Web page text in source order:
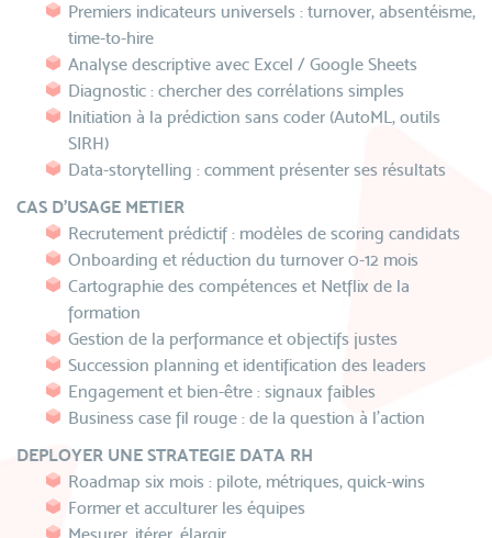
Premiers indicateurs universels : turnover, absentéisme,
time-to-hire
Analyse descriptive avec Excel / Google Sheets
Diagnostic : chercher des corrélations simples
Initiation à la prédiction sans coder (AutoML, outils
SIRH)
Data-storytelling : comment présenter ses résultats
CAS D'USAGE METIER
Recrutement prédictif : modèles de scoring candidats
Onboarding et réduction du turnover 0-12 mois
Cartographie des compétences et Netflix de la
formation
Gestion de la performance et objectifs justes
Succession planning et identification des leaders
Engagement et bien-être : signaux faibles
Business case fil rouge : de la question à l’action
DEPLOYER UNE STRATEGIE DATA RH
Roadmap six mois : pilote, métriques, quick-wins
Former et acculturer les équipes